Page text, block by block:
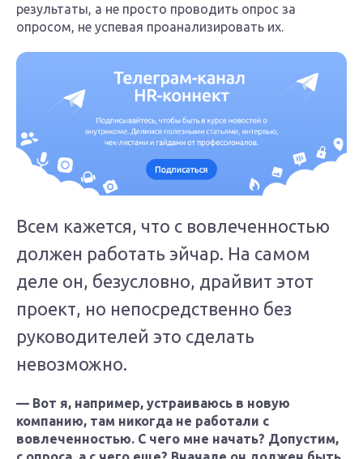
результаты, а не просто проводить опрос за
опросом, не успевая проанализировать их.
Всем кажется, что с вовлеченностью
должен работать эйчар. На самом
деле он, безусловно, драйвит этот
проект, но непосредственно без
руководителей это сделать
невозможно.
— Вот я, например, устраиваюсь в новую
компанию, там никогда не работали с
вовлеченностью. С чего мне начать? Допустим,